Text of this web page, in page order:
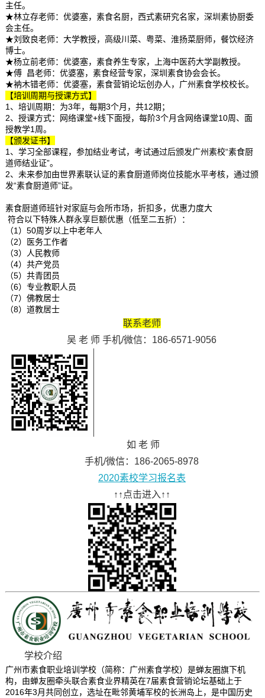
主任。
★林立存老师：优婆塞，素食名厨，西式素研究名家，深圳素协厨委
会主任。
★刘致良老师：大学教授，高级川菜、粤菜、淮扬菜厨师，餐饮经济
博士。
★杨立前老师：优婆塞，素食养生专家，上海中医药大学副教授。
★傅 昌老师：优婆塞，素食经营专家，深圳素食协会会长。
★衲木错老师：优婆塞，素食营销论坛创办人，广州素食学校校长。
【培训周期与授课方式】
1、培训周期：为3年，每期3个月，共12期；
2、授课方式：网络课堂+线下面授，每阶3个月含网络课堂10周、面
授教学1周。
【颁发证书】
1、学习全部课程，参加结业考试，考试通过后颁发广州素校“素食厨
道师结业证”。
2、未来参加由世界素联认证的素食厨道师岗位技能水平考核，通过颁
发“素食厨道师”证。
素食厨道师班针对家庭与会所市场，折扣多，优惠力度大
符合以下特殊人群永享巨额优惠（低至二五折）：
（1）50周岁以上中老年人
（2）医务工作者
（3）人民教师
（4）共产党员
（5）共青团员
（6）专业教职人员
（7）佛教居士
（8）道教居士
联系老师
吴 老 师 手机/微信：186-6571-9056
如 老 师
手机/微信：186-2065-8978
2020素校学习报名表
↑↑点击进入↑↑
学校介绍
广州市素食职业培训学校（简称：广州素食学校）是蝉友圈旗下机
构，由蝉友圈牵头联合素食业界精英在7届素食营销论坛基础上于
2016年3月共同创立，选址在毗邻黄埔军校的长洲岛上，是中国历史